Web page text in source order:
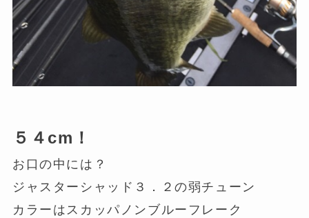
５４cm！
お口の中には？
ジャスターシャッド３．２の弱チューン
カラーはスカッパノンブルーフレーク